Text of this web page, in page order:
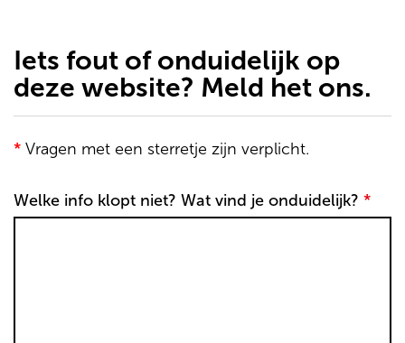
gaan
Iets fout of onduidelijk op
deze website? Meld het ons.
* Vragen met een sterretje zijn verplicht.
Welke info klopt niet? Wat vind je onduidelijk? *